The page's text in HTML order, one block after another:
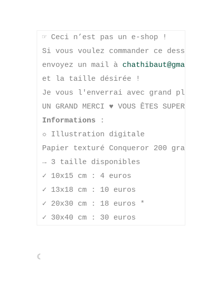
☞ Ceci n’est pas un e-shop !
Si vous voulez commander ce dessin,
envoyez un mail à chathibaut@gmail.com
et la taille désirée !
Je vous l'enverrai avec grand plaisir
Informations
☼ Illustration digitale
Papier texturé Conqueror 200 grammes
✓
✓
✓
✓ 30x40 cm : 30 euros
☾